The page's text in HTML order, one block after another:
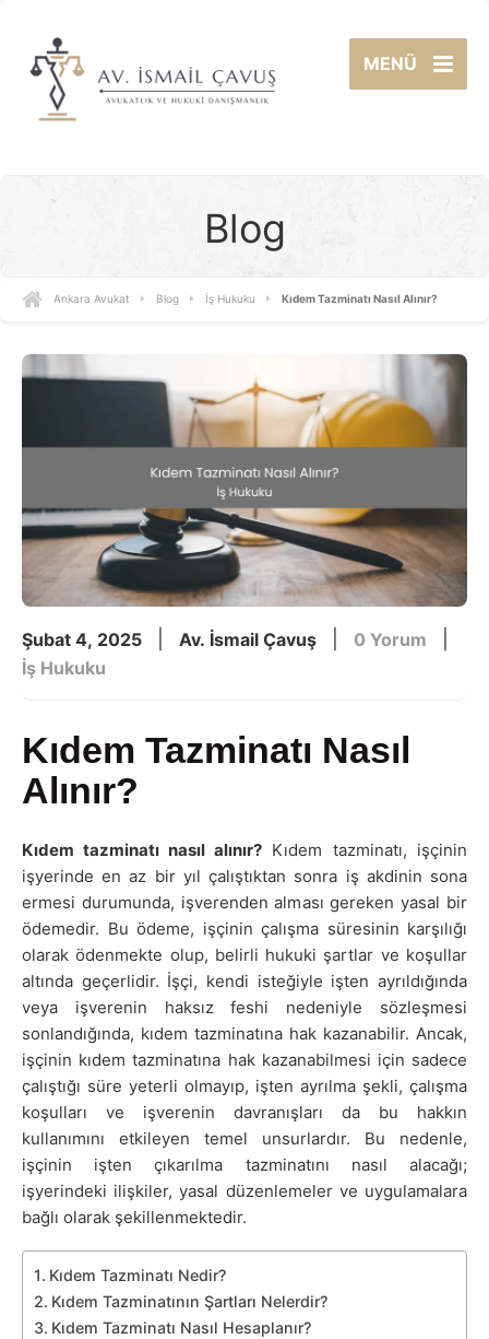
MENÜ
Blog
Ankara Avukat Blog İş Hukuku Kıdem Tazminatı Nasıl Alınır?
Şubat 4, 2025 Av. İsmail Çavuş 0 Yorum
İş Hukuku
Kıdem Tazminatı Nasıl
Alınır?
Kıdem tazminatı nasıl alınır? Kıdem tazminatı, işçinin
işyerinde en az bir yıl çalıştıktan sonra iş akdinin sona
ermesi durumunda, işverenden alması gereken yasal bir
ödemedir. Bu ödeme, işçinin çalışma süresinin karşılığı
olarak ödenmekte olup, belirli hukuki şartlar ve koşullar
altında geçerlidir. İşçi, kendi isteğiyle işten ayrıldığında
veya işverenin haksız feshi nedeniyle sözleşmesi
sonlandığında, kıdem tazminatına hak kazanabilir. Ancak,
işçinin kıdem tazminatına hak kazanabilmesi için sadece
çalıştığı süre yeterli olmayıp, işten ayrılma şekli, çalışma
koşulları ve işverenin davranışları da bu hakkın
kullanımını etkileyen temel unsurlardır. Bu nedenle,
işçinin işten çıkarılma tazminatını nasıl alacağı;
işyerindeki ilişkiler, yasal düzenlemeler ve uygulamalara
bağlı olarak şekillenmektedir.
Kıdem Tazminatı Nedir?
Kıdem Tazminatının Şartları Nelerdir?
Kıdem Tazminatı Nasıl Hesaplanır?